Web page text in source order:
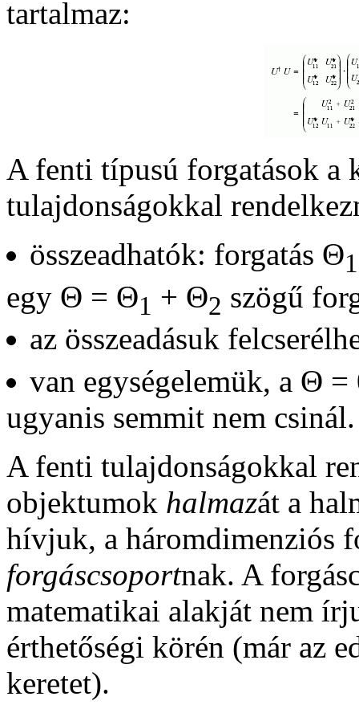
tartalmaz:
A fenti típusú forgatások a
tulajdonságokkal
összeadhatók: forgatás Θ1
egy Θ = Θ1 + Θ2 szögű
az összeadásuk
van egységelemük, a Θ
ugyanis semmit nem csinál.
A fenti tulajdonságokkal
objektumok halmazát a
hívjuk, a háromdimenziós
forgáscsoportnak. A
matematikai alakját nem
érthetőségi körén (már az
keretet).